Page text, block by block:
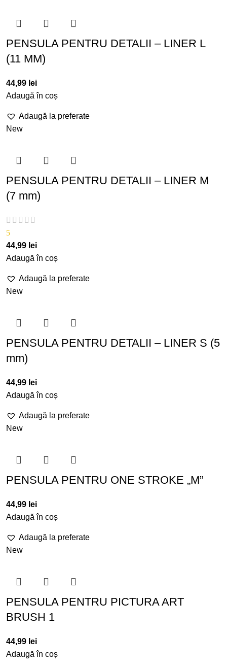
PENSULA PENTRU DETALII – LINER L
(11 MM)
44,99 lei
Adaugă în coș
Adaugă la preferate
New
PENSULA PENTRU DETALII – LINER M
(7 mm)
5
44,99 lei
Adaugă în coș
Adaugă la preferate
New
PENSULA PENTRU DETALII – LINER S (5
mm)
44,99 lei
Adaugă în coș
Adaugă la preferate
New
PENSULA PENTRU ONE STROKE „M”
44,99 lei
Adaugă în coș
Adaugă la preferate
New
PENSULA PENTRU PICTURA ART
BRUSH 1
44,99 lei
Adaugă în coș